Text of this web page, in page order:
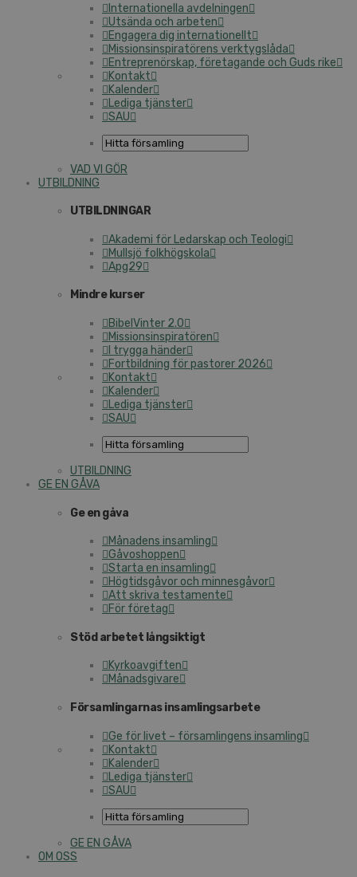
Internationella avdelningen
Utsända och arbeten
Engagera dig internationellt
Missionsinspiratörens verktygslåda
Entreprenörskap, företagande och Guds rike
Kontakt
Kalender
Lediga tjänster
SAU
VAD VI GÖR
UTBILDNING
UTBILDNINGAR
Akademi för Ledarskap och Teologi
Mullsjö folkhögskola
Apg29
Mindre kurser
BibelVinter 2.0
Missionsinspiratören
I trygga händer
Fortbildning för pastorer 2026
Kontakt
Kalender
Lediga tjänster
SAU
UTBILDNING
GE EN GÅVA
Ge en gåva
Månadens insamling
Gåvoshoppen
Starta en insamling
Högtidsgåvor och minnesgåvor
Att skriva testamente
För företag
Stöd arbetet långsiktigt
Kyrkoavgiften
Månadsgivare
Församlingarnas insamlingsarbete
Ge för livet – församlingens insamling
Kontakt
Kalender
Lediga tjänster
SAU
GE EN GÅVA
OM OSS